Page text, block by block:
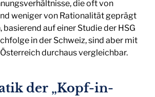
die oft von
weniger von Rationalität geprägt
basierend auf einer Studie der HSG
in der Schweiz, sind aber mit
durchaus vergleichbar.
der „Kopf-in-